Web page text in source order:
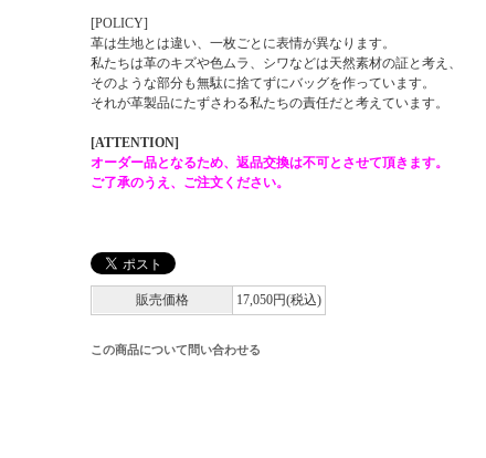
[POLICY]
革は生地とは違い、一枚ごとに表情が異なります。
私たちは革のキズや色ムラ、シワなどは天然素材の証と考え、
そのような部分も無駄に捨てずにバッグを作っています。
それが革製品にたずさわる私たちの責任だと考えています。
[ATTENTION]
オーダー品となるため、返品交換は不可とさせて頂きます。
ご了承のうえ、ご注文ください。
販売価格 17,050円(税込)
この商品について問い合わせる